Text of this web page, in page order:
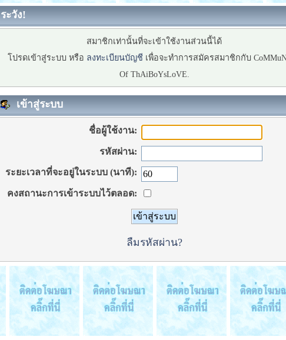
ระวัง!
สมาชิกเท่านั้นที่จะเข้าใช้งานส่วนนี้ได้
โปรดเข้าสู่ระบบ หรือ ลงทะเบียนบัญชี เพื่อจะทำการสมัครสมาชิกกับ
Of ThAiBoYsLoVE.
เข้าสู่ระบบ
ชื่อผู้ใช้งาน:
รหัสผ่าน:
ระยะเวลาที่จะอยู่ในระบบ (นาที):
คงสถานะการเข้าระบบไว้ตลอด:
ลืมรหัสผ่าน?